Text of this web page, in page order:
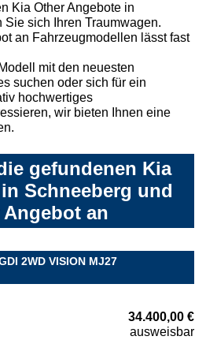
Kia Other Angebote in
sich Ihren Traumwagen.
an Fahrzeugmodellen lässt fast
mit den neuesten
suchen oder sich für ein
hochwertiges
wir bieten Ihnen eine
gefundenen Kia
Schneeberg und
an
2WD VISION MJ27
34.400,00 €
ausweisbar